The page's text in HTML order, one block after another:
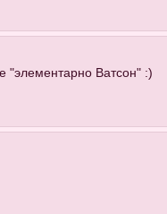
"элементарно Ватсон" :)